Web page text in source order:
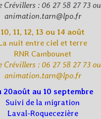
Crévillers : 06 27 58 27 73 ou
animation.tarn@lpo.fr
10, 11, 12, 13 ou 14 août
nuit entre ciel et terre
RNR Cambounet
Crévillers : 06 27 58 27 73 ou
animation.tarn@lpo.fr
20août au 10 septembre
Suivi de la migration
Laval-Roquecezière